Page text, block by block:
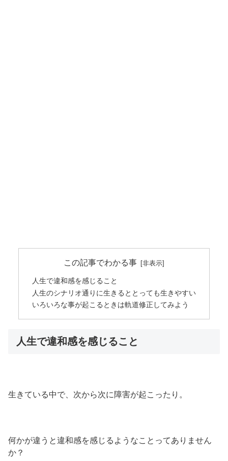
この記事でわかる事
人生で違和感を感じること
人生のシナリオ通りに生きるととっても生きやすい
いろいろな事が起こるときは軌道修正してみよう
人生で違和感を感じること
生きている中で、次から次に障害が起こったり。
何かが違うと違和感を感じるようなことってありません
か？